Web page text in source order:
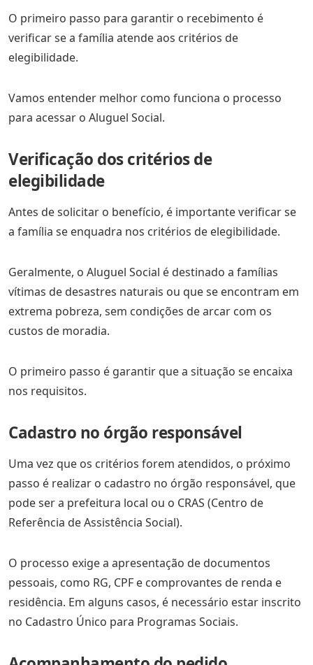
O primeiro passo para garantir o recebimento é
verificar se a família atende aos critérios de
elegibilidade.
Vamos entender melhor como funciona o processo
para acessar o Aluguel Social.
Verificação dos critérios de
elegibilidade
Antes de solicitar o benefício, é importante verificar se
a família se enquadra nos critérios de elegibilidade.
Geralmente, o Aluguel Social é destinado a famílias
vítimas de desastres naturais ou que se encontram em
extrema pobreza, sem condições de arcar com os
custos de moradia.
O primeiro passo é garantir que a situação se encaixa
nos requisitos.
Cadastro no órgão responsável
Uma vez que os critérios forem atendidos, o próximo
passo é realizar o cadastro no órgão responsável, que
pode ser a prefeitura local ou o CRAS (Centro de
Referência de Assistência Social).
O processo exige a apresentação de documentos
pessoais, como RG, CPF e comprovantes de renda e
residência. Em alguns casos, é necessário estar inscrito
no Cadastro Único para Programas Sociais.